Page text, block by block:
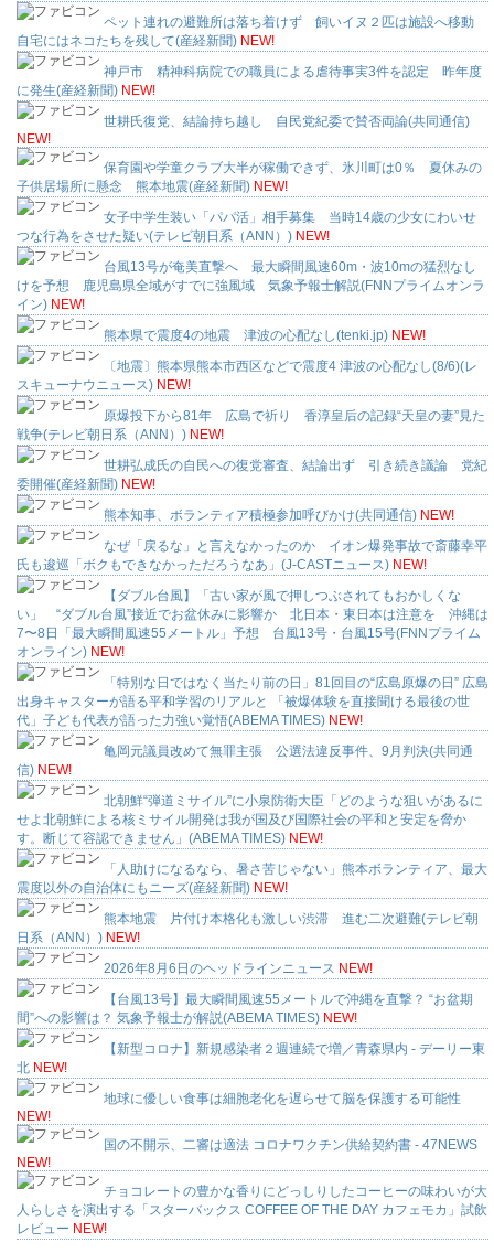
ペット連れの避難所は落ち着けず 飼いイヌ２匹は施設へ移動
自宅にはネコたちを残して(産経新聞) NEW!
神戸市 精神科病院での職員による虐待事実3件を認定 昨年度
に発生(産経新聞) NEW!
世耕氏復党、結論持ち越し 自民党紀委で賛否両論(共同通信)
NEW!
保育園や学童クラブ大半が稼働できず、氷川町は0％ 夏休みの
子供居場所に懸念 熊本地震(産経新聞) NEW!
女子中学生装い「パパ活」相手募集 当時14歳の少女にわいせ
つな行為をさせた疑い(テレビ朝日系（ANN）) NEW!
台風13号が奄美直撃へ 最大瞬間風速60m・波10mの猛烈なし
けを予想 鹿児島県全域がすでに強風域 気象予報士解説(FNNプライムオンラ
イン) NEW!
熊本県で震度4の地震 津波の心配なし(tenki.jp) NEW!
〔地震〕熊本県熊本市西区などで震度4 津波の心配なし(8/6)(レ
スキューナウニュース) NEW!
原爆投下から81年 広島で祈り 香淳皇后の記録“天皇の妻”見た
戦争(テレビ朝日系（ANN）) NEW!
世耕弘成氏の自民への復党審査、結論出ず 引き続き議論 党紀
委開催(産経新聞) NEW!
熊本知事、ボランティア積極参加呼びかけ(共同通信) NEW!
なぜ「戻るな」と言えなかったのか イオン爆発事故で斎藤幸平
氏も逡巡「ボクもできなかっただろうなあ」(J-CASTニュース) NEW!
【ダブル台風】「古い家が風で押しつぶされてもおかしくな
い」 “ダブル台風”接近でお盆休みに影響か 北日本・東日本は注意を 沖縄は
7〜8日「最大瞬間風速55メートル」予想 台風13号・台風15号(FNNプライム
オンライン) NEW!
「特別な日ではなく当たり前の日」81回目の“広島原爆の日” 広島
出身キャスターが語る平和学習のリアルと 「被爆体験を直接聞ける最後の世
代」子ども代表が語った力強い覚悟(ABEMA TIMES) NEW!
亀岡元議員改めて無罪主張 公選法違反事件、9月判決(共同通
信) NEW!
北朝鮮“弾道ミサイル”に小泉防衛大臣「どのような狙いがあるに
せよ北朝鮮による核ミサイル開発は我が国及び国際社会の平和と安定を脅か
す。断じて容認できません」(ABEMA TIMES) NEW!
「人助けになるなら、暑さ苦じゃない」熊本ボランティア、最大
震度以外の自治体にもニーズ(産経新聞) NEW!
熊本地震 片付け本格化も激しい渋滞 進む二次避難(テレビ朝
日系（ANN）) NEW!
2026年8月6日のヘッドラインニュース NEW!
【台風13号】最大瞬間風速55メートルで沖縄を直撃？ “お盆期
間”への影響は？ 気象予報士が解説(ABEMA TIMES) NEW!
【新型コロナ】新規感染者２週連続で増／青森県内 - デーリー東
北 NEW!
地球に優しい食事は細胞老化を遅らせて脳を保護する可能性
NEW!
国の不開示、二審は適法 コロナワクチン供給契約書 - 47NEWS
NEW!
チョコレートの豊かな香りにどっしりしたコーヒーの味わいが大
人らしさを演出する「スターバックス COFFEE OF THE DAY カフェモカ」試飲
レビュー NEW!